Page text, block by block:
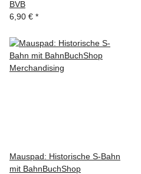
BVB
6,90 € *
Mauspad: Historische S-Bahn
mit BahnBuchShop